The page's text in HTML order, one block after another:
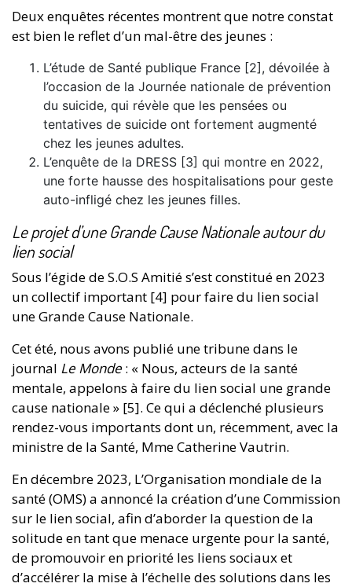
Deux enquêtes récentes montrent que notre constat
est bien le reflet d’un mal-être des jeunes :
L’étude de Santé publique France [2], dévoilée à
l’occasion de la Journée nationale de prévention
du suicide, qui révèle que les pensées ou
tentatives de suicide ont fortement augmenté
chez les jeunes adultes.
L’enquête de la DRESS [3] qui montre en 2022,
une forte hausse des hospitalisations pour geste
auto-infligé chez les jeunes filles.
Le projet d’une Grande Cause Nationale autour du
lien social
Sous l’égide de S.O.S Amitié s’est constitué en 2023
un collectif important [4] pour faire du lien social
une Grande Cause Nationale.
Cet été, nous avons publié une tribune dans le
journal Le Monde: « Nous, acteurs de la santé
mentale, appelons à faire du lien social une grande
cause nationale » [5]. Ce qui a déclenché plusieurs
rendez-vous importants dont un, récemment, avec la
ministre de la Santé, Mme Catherine Vautrin.
En décembre 2023, L’Organisation mondiale de la
santé (OMS) a annoncé la création d’une Commission
sur le lien social, afin d’aborder la question de la
solitude en tant que menace urgente pour la santé,
de promouvoir en priorité les liens sociaux et
d’accélérer la mise à l’échelle des solutions dans les